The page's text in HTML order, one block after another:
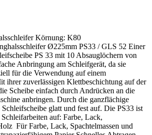
Körnung: K80
Ø225mm PS33 / GLS 52 Einer
PS 33 mit 10 Absauglöchern von
Anbringung am Schleifgerät, da sie
für die Verwendung auf einem
ihrer zuverlässigen Klettbeschichtung auf der
Scheibe einfach durch Andrücken an die
anbringen. Durch die ganzflächige
glatt und fest auf. Die PS33 ist
auf: Farbe, Lack,
Für Farbe, Lack, Spachtelmassen und